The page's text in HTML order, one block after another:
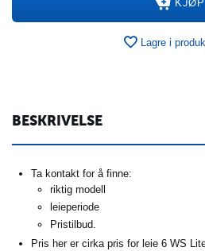
KJØP
Lagre i
BESKRIVELSE
Ta kontakt for å finne:
riktig modell
leieperiode
Pristilbud.
Pris her er cirka pris for leie 6 WS